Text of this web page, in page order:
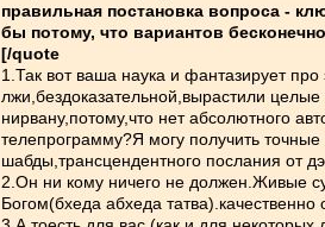
правильная постановка вопроса -
бы потому, что вариантов
[/quote
1.Так вот ваша наука и фантазирует
лжи,бездоказательной,вырастили
нирвану,потому,что нет абсолютного
телепрограмму?Я могу получить
шабды,трансцендентного послания от
2.Он ни кому ничего не должен.Живые
Богом(бхеда абхеда